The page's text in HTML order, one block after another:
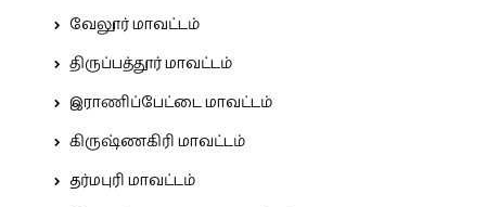
வேலூர் மாவட்டம்
திருப்பத்தூர் மாவட்டம்
இராணிப்பேட்டை மாவட்டம்
கிருஷ்ணகிரி மாவட்டம்
தர்மபுரி மாவட்டம்